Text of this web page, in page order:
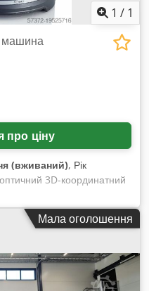
1 / 1
машина
про ціну
(вживаний), Рік
3D-координатний
із 360° 3D-скануванням.
повторюваність: 2 мкм,
точок: 16 млн,
300 мм, діаметр
збільшенні: 200
діапазон нахилу:
кг. Розміри машини
Мала оголошення